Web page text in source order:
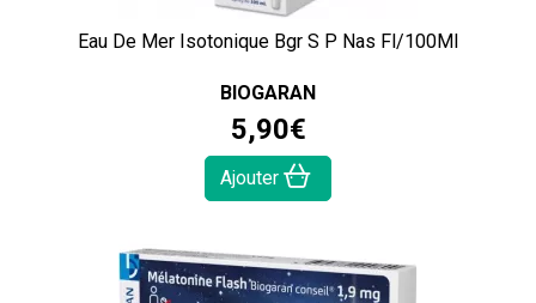
Eau De Mer Isotonique Bgr S P Nas Fl/100Ml
BIOGARAN
5,90€
Ajouter